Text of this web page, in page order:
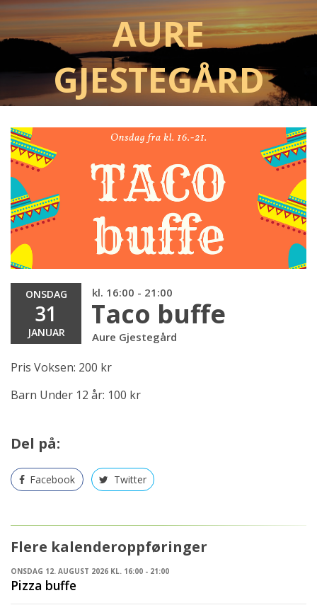
Aure
Gjestegård
ONSDAG
31
JANUAR
kl. 16:00 - 21:00
Taco buffe
Aure Gjestegård
Pris Voksen: 200 kr
Barn Under 12 år: 100 kr
Del på:
Facebook Twitter
Flere kalenderoppføringer
ONSDAG 12. AUGUST 2026 KL. 16:00 - 21:00
Pizza buffe